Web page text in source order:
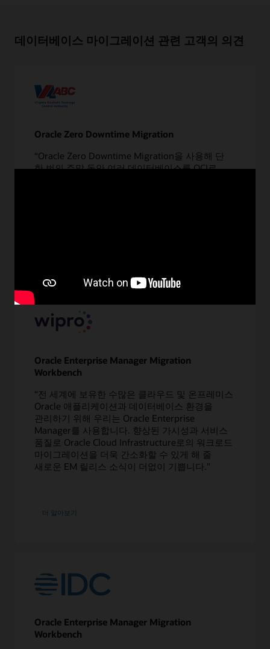
데이터베이스 마이그레이션 관련 고객의 의견
Oracle Zero Downtime Migration
“Oracle Zero Downtime Migration을 사용해 단
한 번의 주말 동안 여러 데이터베이스를 OCI로
Oracle Enterprise Manager Migration
Workbench
“전 세계에 보유한 수많은 클라우드 및 온프레미스
Oracle 애플리케이션과 데이터베이스 환경을
관리하기 위해 우리는 Oracle Enterprise
Manager를 사용합니다. 향상된 가시성과 서비스
품질로 Oracle Cloud Infrastructure로의 워크로드
마이그레이션을 더욱 간소화할 수 있게 해 줄
새로운 EM 릴리스 소식이 더없이 기쁩니다."
더 알아보기
Manager
Oracle Enterprise Manager Migration
Workbench